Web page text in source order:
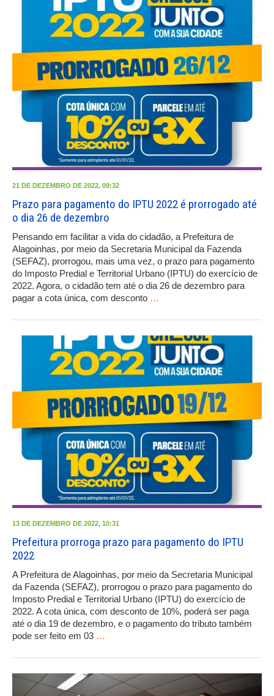
21 DE DEZEMBRO DE 2022, 09:32
Prazo para pagamento do IPTU 2022 é prorrogado até
o dia 26 de dezembro
Pensando em facilitar a vida do cidadão, a Prefeitura de
Alagoinhas, por meio da Secretaria Municipal da Fazenda
(SEFAZ), prorrogou, mais uma vez, o prazo para pagamento
do Imposto Predial e Territorial Urbano (IPTU) do exercício de
2022. Agora, o cidadão tem até o dia 26 de dezembro para
pagar a cota única, com desconto …
13 DE DEZEMBRO DE 2022, 10:31
Prefeitura prorroga prazo para pagamento do IPTU
2022
A Prefeitura de Alagoinhas, por meio da Secretaria Municipal
da Fazenda (SEFAZ), prorrogou o prazo para pagamento do
Imposto Predial e Territorial Urbano (IPTU) do exercício de
2022. A cota única, com desconto de 10%, poderá ser paga
até o dia 19 de dezembro, e o pagamento do tributo também
pode ser feito em 03 …